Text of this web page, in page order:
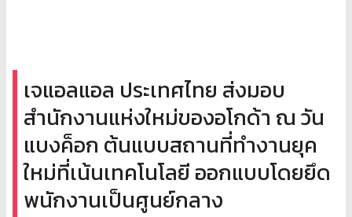
เจแอลแอล ประเทศไทย ส่งมอบ
สำนักงานแห่งใหม่ของอโกด้า ณ วัน
แบงค็อก ต้นแบบสถานที่ทำงานยุค
ใหม่ที่เน้นเทคโนโลยี ออกแบบโดยยึด
พนักงานเป็นศูนย์กลาง